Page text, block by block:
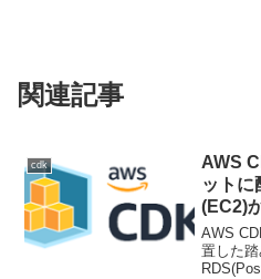
関連記事
cdk
AWS
ットに
(EC2)
続でき
AWS
置した